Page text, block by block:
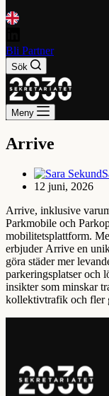
Bli Partner
Sök
Meny
Arrive
12 juni, 2026
Arrive, inklusive
Parkmobile och
mobilitetsplattform.
erbjuder Arrive en
göra städer mer
parkeringsplatser och
insikter som minskar
kollektivtrafik och fler